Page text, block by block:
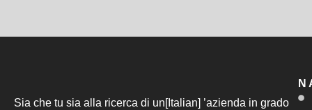
Sia che tu sia alla ricerca di un[Italian] ’azienda in grado